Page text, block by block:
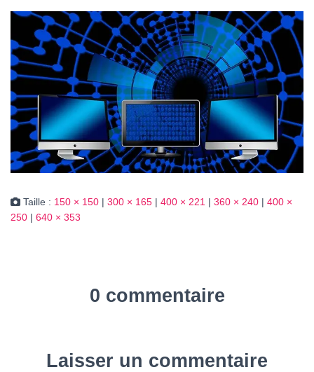
Taille : 150 × 150 | 300 × 165 | 400 × 221 | 360 × 240 | 400 ×
250 | 640 × 353
0 commentaire
Laisser un commentaire